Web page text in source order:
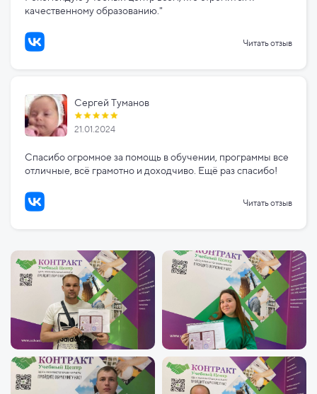
качественному образованию."
Читать отзыв
Сергей Туманов
21.01.2024
Спасибо огромное за помощь в обучении, программы все
отличные, всё грамотно и доходчиво. Ещё раз спасибо!
Читать отзыв